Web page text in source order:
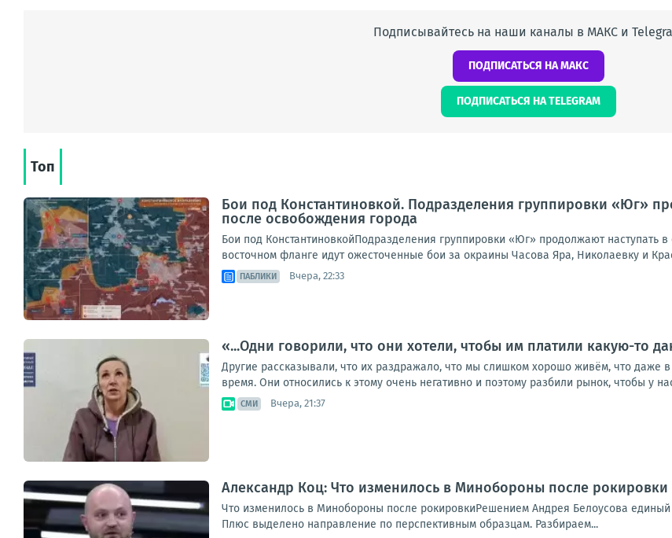
Подписывайтесь на наши каналы в МАКС и
ПОДПИСАТЬСЯ НА МАКС
ПОДПИСАТЬСЯ НА TELEGRAM
Топ
Бои под Константиновкой. Подразделения группировки «Юг»
после освобождения города
Бои под КонстантиновкойПодразделения группировки «Юг» продолжают наступать
восточном фланге идут ожесточенные бои за окраины Часова Яра, Николаевку и
ПАБЛИКИ Вчера, 22:33
«...Одни говорили, что они хотели, чтобы им платили какую-то
Другие рассказывали, что их раздражало, что мы слишком хорошо живём, что даже
время. Они относились к этому очень негативно и поэтому разбили рынок, чтобы у
СМИ Вчера, 21:37
Александр Коц: Что изменилось в Минобороны после рокировки
Что изменилось в Минобороны после рокировкиРешением Андрея Белоусова
Плюс выделено направление по перспективным образцам. Разбираем...